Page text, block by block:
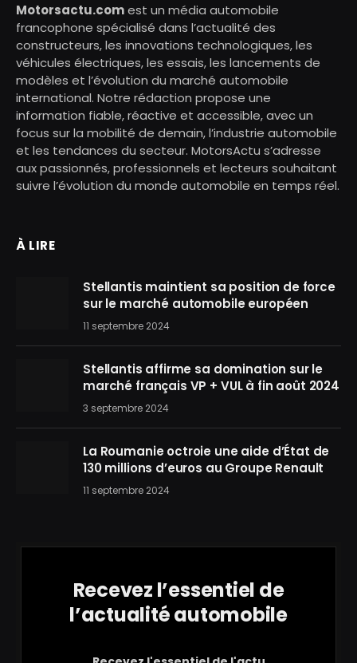
Motorsactu.comest un média automobile
francophone spécialisé dans l’actualité des
constructeurs, les innovations technologiques, les
véhicules électriques, les essais, les lancements de
modèles et l’évolution du marché automobile
international. Notre rédaction propose une
information fiable, réactive et accessible, avec un
focus sur la mobilité de demain, l’industrie automobile
et les tendances du secteur. MotorsActu s’adresse
aux passionnés, professionnels et lecteurs souhaitant
suivre l’évolution du monde automobile en temps réel.
À LIRE
Stellantis maintient sa position de force
sur le marché automobile européen
11 septembre 2024
Stellantis affirme sa domination sur le
marché français VP + VUL à fin août 2024
3 septembre 2024
La Roumanie octroie une aide d’État de
130 millions d’euros au Groupe Renault
11 septembre 2024
Recevez l’essentiel de
l’actualité automobile